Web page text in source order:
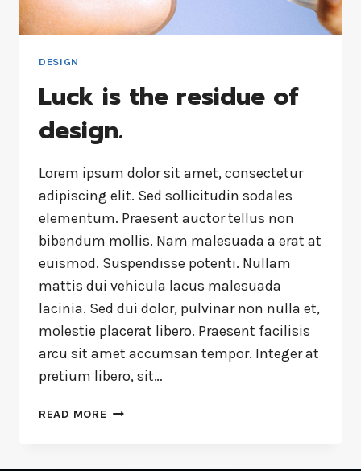
DESIGN
Luck is the residue of
design.
Lorem ipsum dolor sit amet, consectetur
adipiscing elit. Sed sollicitudin sodales
elementum. Praesent auctor tellus non
bibendum mollis. Nam malesuada a erat at
euismod. Suspendisse potenti. Nullam
mattis dui vehicula lacus malesuada
lacinia. Sed dui dolor, pulvinar non nulla et,
molestie placerat libero. Praesent facilisis
arcu sit amet accumsan tempor. Integer at
pretium libero, sit…
READ MORE